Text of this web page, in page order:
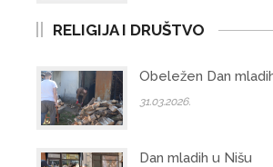
RELIGIJA I DRUŠTVO
Obeležen Dan
31.03.2026.
Dan mladih u Nišu